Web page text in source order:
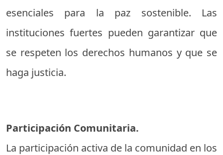
esenciales para la paz sostenible. Las
instituciones fuertes pueden garantizar que
se respeten los derechos humanos y que se
haga justicia.
Participación Comunitaria.
La participación activa de la comunidad en los